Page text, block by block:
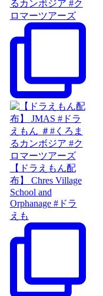
るカンボジア #ク
ロマーツアーズ
【ドラえもん配
布】 Chres Village
School and
Orphanage #ドラ
えも